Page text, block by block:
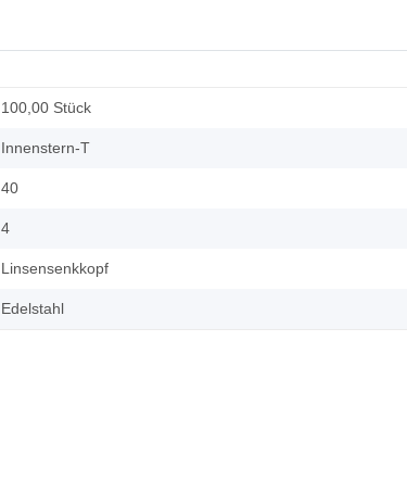
100,00 Stück
Innenstern-T
40
4
Linsensenkkopf
Edelstahl